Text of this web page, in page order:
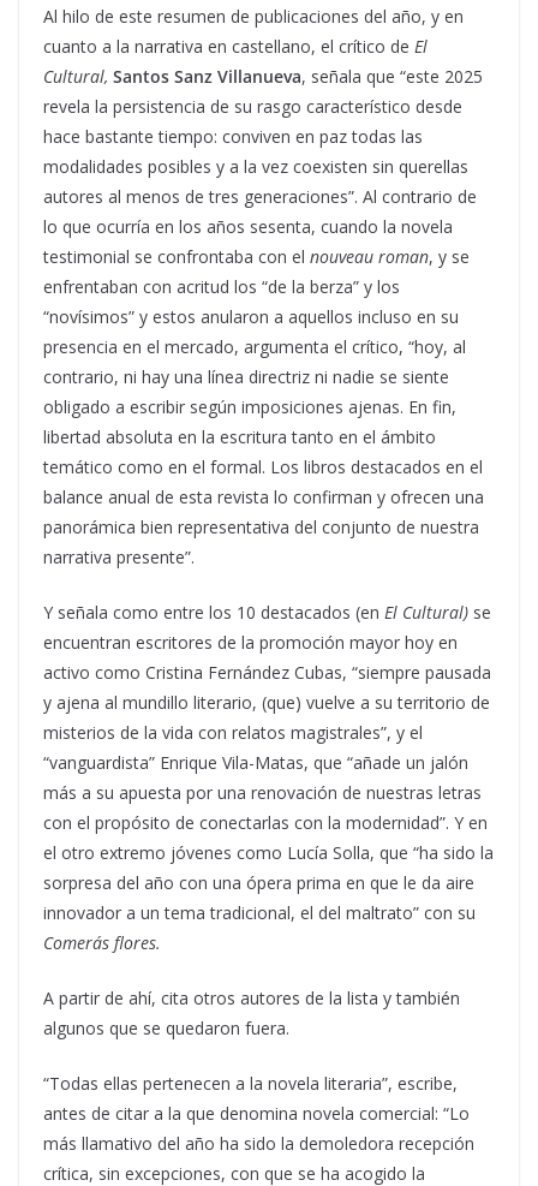
Al hilo de este resumen de publicaciones del año, y en
cuanto a la narrativa en castellano, el crítico de El
Cultural, Santos Sanz Villanueva, señala que “este 2025
revela la persistencia de su rasgo característico desde
hace bastante tiempo: conviven en paz todas las
modalidades posibles y a la vez coexisten sin querellas
autores al menos de tres generaciones”. Al contrario de
lo que ocurría en los años sesenta, cuando la novela
testimonial se confrontaba con el nouveau roman, y se
enfrentaban con acritud los “de la berza” y los
“novísimos” y estos anularon a aquellos incluso en su
presencia en el mercado, argumenta el crítico, “hoy, al
contrario, ni hay una línea directriz ni nadie se siente
obligado a escribir según imposiciones ajenas. En fin,
libertad absoluta en la escritura tanto en el ámbito
temático como en el formal. Los libros destacados en el
balance anual de esta revista lo confirman y ofrecen una
panorámica bien representativa del conjunto de nuestra
narrativa presente”.
Y señala como entre los 10 destacados (en El Cultural) se
encuentran escritores de la promoción mayor hoy en
activo como Cristina Fernández Cubas, “siempre pausada
y ajena al mundillo literario, (que) vuelve a su territorio de
misterios de la vida con relatos magistrales”, y el
“vanguardista” Enrique Vila-Matas, que “añade un jalón
más a su apuesta por una renovación de nuestras letras
con el propósito de conectarlas con la modernidad”. Y en
el otro extremo jóvenes como Lucía Solla, que “ha sido la
sorpresa del año con una ópera prima en que le da aire
innovador a un tema tradicional, el del maltrato” con su
Comerás flores.
A partir de ahí, cita otros autores de la lista y también
algunos que se quedaron fuera.
“Todas ellas pertenecen a la novela literaria”, escribe,
antes de citar a la que denomina novela comercial: “Lo
más llamativo del año ha sido la demoledora recepción
crítica, sin excepciones, con que se ha acogido la